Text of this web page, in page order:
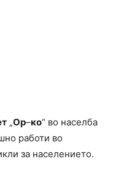
„Ор–кo“ во населба
работи во
за населението.